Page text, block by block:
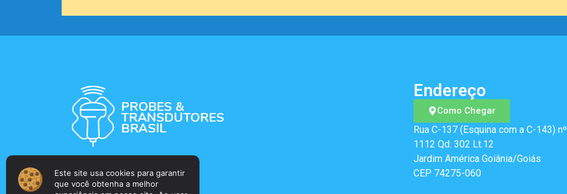
Este site usa cookies para garantir
que você obtenha a melhor
Como Chegar
Rua C-137 (Esquina com a C-143) nº
1112 Qd. 302 Lt.12
Jardim América Goiânia/Goiás
CEP 74275-060
Endereço